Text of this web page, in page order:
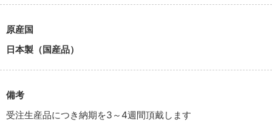
原産国
日本製（国産品）
備考
受注生産品につき納期を3～4週間頂戴します